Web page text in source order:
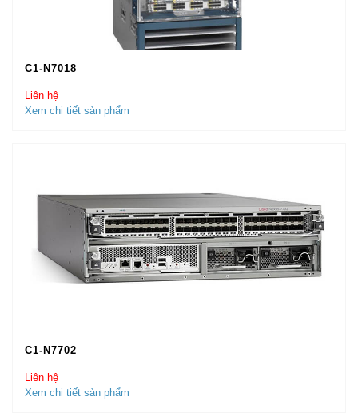
C1-N7018
Liên hệ
Xem chi tiết sản phẩm
C1-N7702
Liên hệ
Xem chi tiết sản phẩm